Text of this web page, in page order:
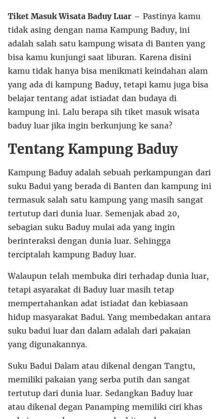
Tiket Masuk Wisata Baduy Luar – Pastinya kamu
tidak asing dengan nama Kampung Baduy, ini
adalah salah satu kampung wisata di Banten yang
bisa kamu kunjungi saat liburan. Karena disini
kamu tidak hanya bisa menikmati keindahan alam
yang ada di kampung Baduy, tetapi kamu juga bisa
belajar tentang adat istiadat dan budaya di
kampung ini. Lalu berapa sih tiket masuk wisata
baduy luar jika ingin berkunjung ke sana?
Tentang Kampung Baduy
Kampung Baduy adalah sebuah perkampungan dari
suku Badui yang berada di Banten dan kampung ini
termasuk salah satu kampung yang masih sangat
tertutup dari dunia luar. Semenjak abad 20,
sebagian suku Baduy mulai ada yang ingin
berinteraksi dengan dunia luar. Sehingga
terciptalah kampung Baduy luar.
Walaupun telah membuka diri terhadap dunia luar,
tetapi asyarakat di Baduy luar masih tetap
mempertahankan adat istiadat dan kebiasaan
hidup masyarakat Badui. Yang membedakan antara
suku badui luar dan dalam adalah dari pakaian
yang digunakannya.
Suku Badui Dalam atau dikenal dengan Tangtu,
memiliki pakaian yang serba putih dan sangat
tertutup dari dunia luar. Sedangkan Baduy luar
atau dikenal degan Panamping memiliki ciri khas